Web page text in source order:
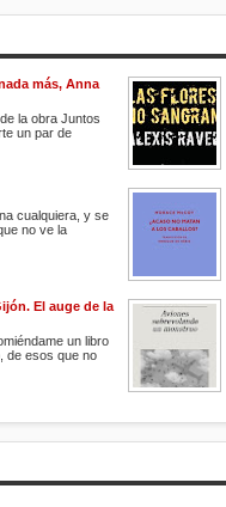
más, Anna
la obra Juntos
un par de
cualquiera, y se
no ve la
El auge de la
un libro
de esos que no